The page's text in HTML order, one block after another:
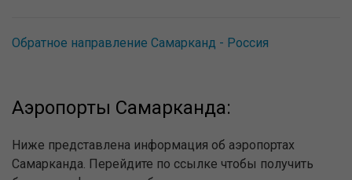
Обратное направление Самарканд - Россия
Аэропорты Самарканда:
Ниже представлена информация об аэропортах
Самарканда. Перейдите по ссылке чтобы получить